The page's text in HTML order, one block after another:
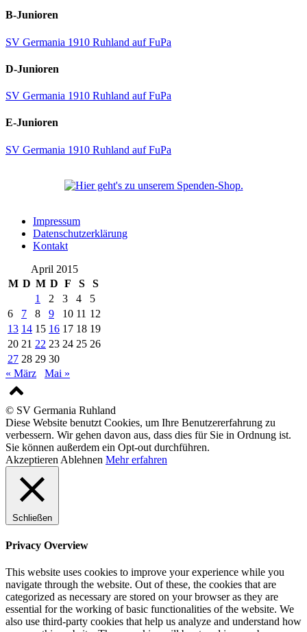
B-Junioren
SV Germania 1910 Ruhland auf FuPa
D-Junioren
SV Germania 1910 Ruhland auf FuPa
E-Junioren
SV Germania 1910 Ruhland auf FuPa
Impressum
Datenschutzerklärung
Kontakt
April 2015
M D M D F S
S
1
2 3 4
5
6
7 8 9 10 11 12
13 14 15 16 17 18 19
20 21 22 23 24 25 26
27 28 29 30
« März
Mai »
© SV Germania Ruhland
Diese Website benutzt Cookies, um Ihre Benutzererfahrung zu
verbessern. Wir gehen davon aus, dass dies für Sie in Ordnung ist.
Sie können außerdem ein Opt-out durchführen.
Akzeptieren Ablehnen Mehr erfahren
Schließen
Privacy Overview
This website uses cookies to improve your experience while you
navigate through the website. Out of these, the cookies that are
categorized as necessary are stored on your browser as they are
essential for the working of basic functionalities of the website. We
also use third-party cookies that help us analyze and understand how